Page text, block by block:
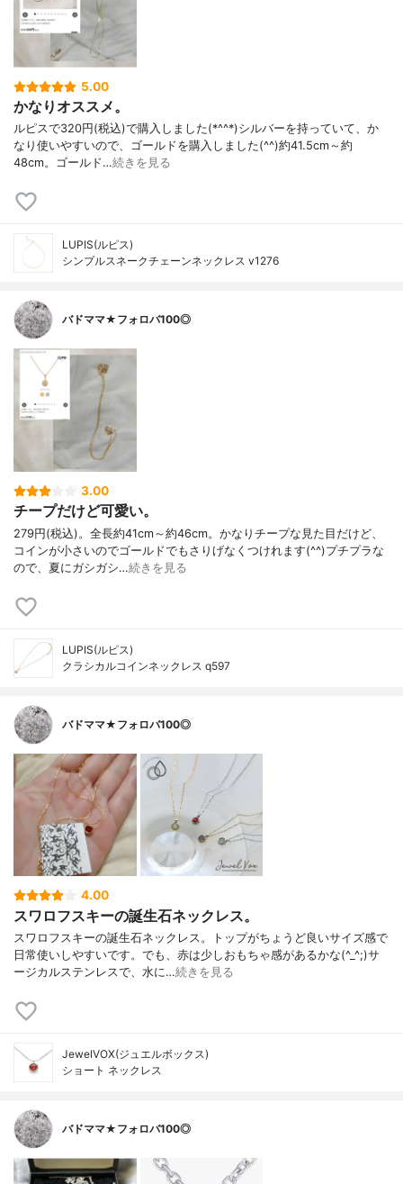
5.00
かなりオススメ。
ルピスで320円(税込)で購入しました(*^^*)シルバーを持っていて、か
なり使いやすいので、ゴールドを購入しました(^^)約41.5cm～約
48cm。ゴールド…続きを見る
LUPIS(ルピス)
シンプルスネークチェーンネックレス v1276
バドママ★フォロバ100◎
3.00
チープだけど可愛い。
279円(税込)。全長約41cm～約46cm。かなりチープな見た目だけど、
コインが小さいのでゴールドでもさりげなくつけれます(^^)プチプラな
ので、夏にガシガシ…続きを見る
LUPIS(ルピス)
クラシカルコインネックレス q597
バドママ★フォロバ100◎
4.00
スワロフスキーの誕生石ネックレス。
スワロフスキーの誕生石ネックレス。トップがちょうど良いサイズ感で
日常使いしやすいです。でも、赤は少しおもちゃ感があるかな(^_^;)サ
ージカルステンレスで、水に…続きを見る
JewelVOX(ジュエルボックス)
ショート ネックレス
バドママ★フォロバ100◎